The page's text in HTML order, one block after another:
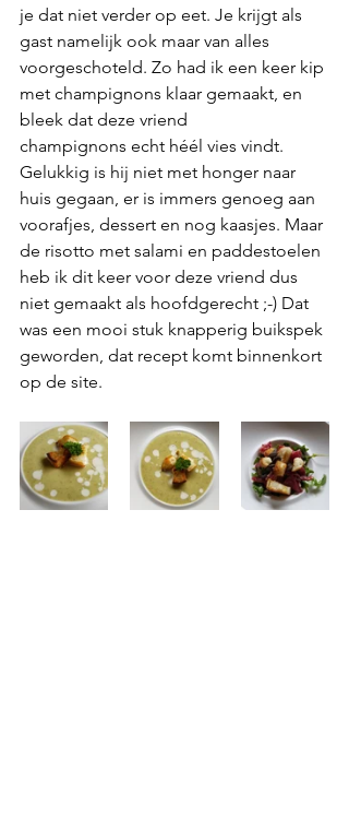
je dat niet verder op eet. Je krijgt als
gast namelijk ook maar van alles
voorgeschoteld. Zo had ik een keer kip
met champignons klaar gemaakt, en
bleek dat deze vriend
champignons echt héél vies vindt.
Gelukkig is hij niet met honger naar
huis gegaan, er is immers genoeg aan
voorafjes, dessert en nog kaasjes. Maar
de risotto met salami en paddestoelen
heb ik dit keer voor deze vriend dus
niet gemaakt als hoofdgerecht ;-) Dat
was een mooi stuk knapperig buikspek
geworden, dat recept komt binnenkort
op de site.